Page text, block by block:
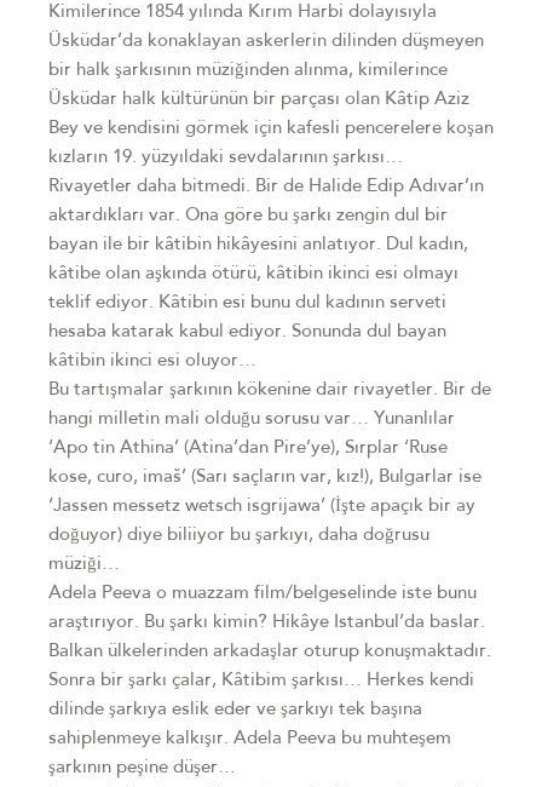
Kimilerince 1854 yılında Kırım Harbi dolayısıyla
Üsküdar’da konaklayan askerlerin dilinden düşmeyen
bir halk şarkısının müziğinden alınma, kimilerince
Üsküdar halk kültürünün bir parçası olan Kâtip Aziz
Bey ve kendisini görmek için kafesli pencerelere koşan
kızların 19. yüzyıldaki sevdalarının şarkısı…
Rivayetler daha bitmedi. Bir de Halide Edip Adıvar’ın
aktardıkları var. Ona göre bu şarkı zengin dul bir
bayan ile bir kâtibin hikâyesini anlatıyor. Dul kadın,
kâtibe olan aşkında ötürü, kâtibin ikinci esi olmayı
teklif ediyor. Kâtibin esi bunu dul kadının serveti
hesaba katarak kabul ediyor. Sonunda dul bayan
kâtibin ikinci esi oluyor…
Bu tartışmalar şarkının kökenine dair rivayetler. Bir de
hangi milletin mali olduğu sorusu var… Yunanlılar
‘Apo tin Athina’ (Atina’dan Pire’ye), Sırplar ‘Ruse
kose, curo, imaš’ (Sarı saçların var, kız!), Bulgarlar ise
‘Jassen messetz wetsch isgrijawa’ (İşte apaçık bir ay
doğuyor) diye biliiyor bu şarkıyı, daha doğrusu
müziği…
Adela Peeva o muazzam film/belgeselinde iste bunu
araştırıyor. Bu şarkı kimin? Hikâye Istanbul’da baslar.
Balkan ülkelerinden arkadaşlar oturup konuşmaktadır.
Sonra bir şarkı çalar, Kâtibim şarkısı… Herkes kendi
dilinde şarkıya eslik eder ve şarkıyı tek başına
sahiplenmeye kalkışır. Adela Peeva bu muhteşem
şarkının peşine düşer…